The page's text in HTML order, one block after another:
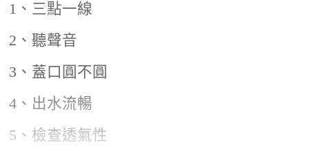
1 、三點一線
2 、聽聲音
3 、蓋口圓不圓
4 、出水流暢
5 、檢查透氣性